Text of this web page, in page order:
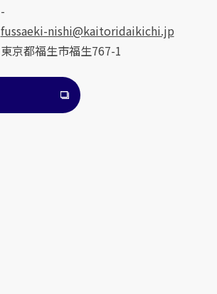
-
fussaeki-nishi@kaitoridaikichi.jp
東京都福生市福生767-1